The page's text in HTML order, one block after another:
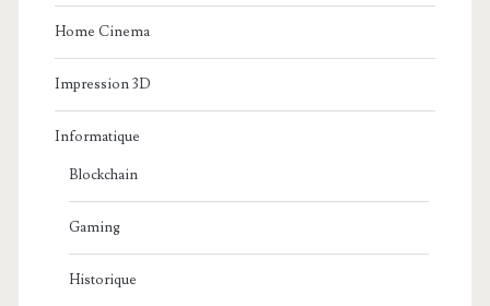
Home Cinema
Impression 3D
Informatique
Blockchain
Gaming
Historique